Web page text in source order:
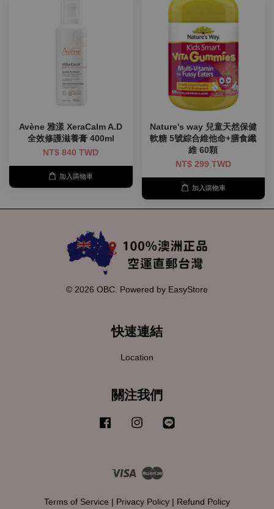
Avène 雅漾 XeraCalm A.D
全效修護滋養膏 400ml
NT$ 840 TWD
加入購物車
Nature's way 兒童天然保健
軟糖 5號綜合維他命+膳食纖
維 60顆
NT$ 299 TWD
加入購物車
© 2026 OBC. Powered by EasyStore
快速連結
Location
關注我們
Facebook Instagram
Visa Master
Terms of Service Privacy Policy Refund Policy